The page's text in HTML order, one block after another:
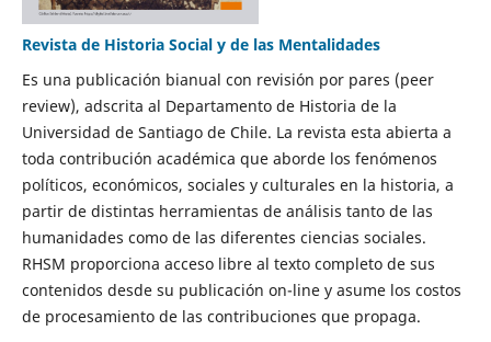
Revista de Historia Social y de las Mentalidades
Es una publicación bianual con revisión por pares (peer
review), adscrita al Departamento de Historia de la
Universidad de Santiago de Chile. La revista esta abierta a
toda contribución académica que aborde los fenómenos
políticos, económicos, sociales y culturales en la historia, a
partir de distintas herramientas de análisis tanto de las
humanidades como de las diferentes ciencias sociales.
RHSM proporciona acceso libre al texto completo de sus
contenidos desde su publicación on-line y asume los costos
de procesamiento de las contribuciones que propaga.